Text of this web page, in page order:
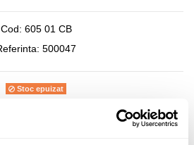
Cod: 605 01 CB
500047
Stoc epuizat